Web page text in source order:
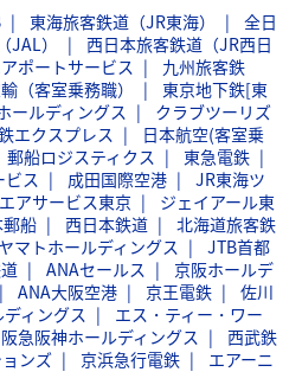
東海旅客鉄道（JR東海）
全日
JAL）
西日本旅客鉄道（JR西日
ポートサービス
九州旅客鉄
（客室乗務職）
東京地下鉄[東
ールディングス
クラブツーリズ
エクスプレス
日本航空(客室乗
郵船ロジスティクス
東急電鉄
ビス 成田国際空港
JR東海ツ
アサービス東京
ジェイアール東
郵船 西日本鉄道
北海道旅客鉄
ヤマトホールディングス
JTB首都
ANAセールス
京阪ホールデ
ANA大阪空港 京王電鉄
佐川
ィングス
エス・ティー・ワー
阪急阪神ホールディングス
西武鉄
ンズ 京浜急行電鉄
エアーニ